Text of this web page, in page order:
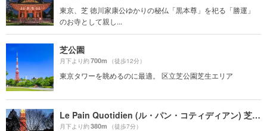
東京、芝 徳川家康公ゆかりの秘仏「黒本尊」を祀る「勝運」
のお寺として親し...
芝公園
月下より約700m （徒歩12分）
東京タワーを眺めるのに最適。 区立芝公園芝生エリア
Le Pain Quotidien (ル・パン・コティディアン) 芝公園店
月下より約380m （徒歩7分）